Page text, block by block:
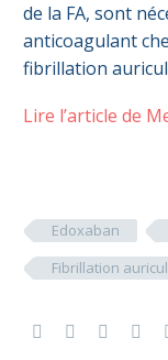
de la FA, sont
anticoagulant
fibrillation
Lire l’article de
Edoxaban
Fibrillation